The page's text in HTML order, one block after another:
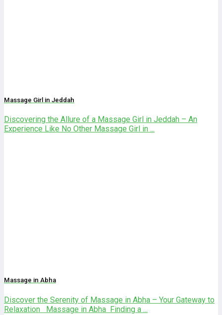
Massage Girl in Jeddah
Discovering the Allure of a Massage Girl in Jeddah – An
Experience Like No Other Massage Girl in ...
Massage in Abha
Discover the Serenity of Massage in Abha – Your Gateway to
Relaxation Massage in Abha Finding a ...